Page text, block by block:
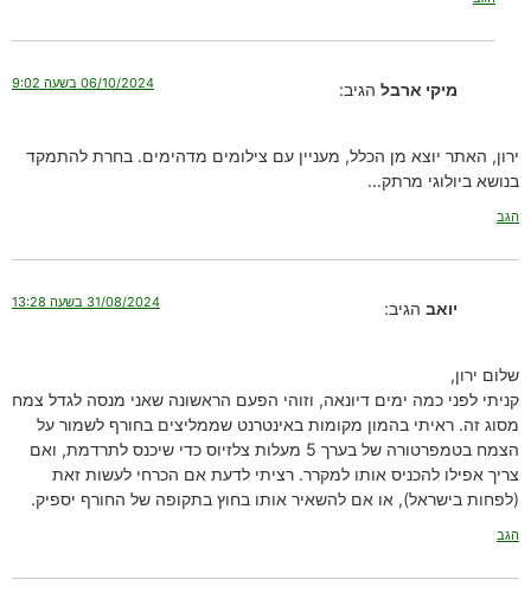
מיקי ארבל הגיב: 06/10/2024 בשעה 9:02
ירון, האתר יוצא מן הכלל, מעניין עם צילומים מדהימים. בחרת להתמקד
בנושא ביולוגי מרתק…
הגב
יואב הגיב: 31/08/2024 בשעה 13:28
שלום ירון,
קניתי לפני כמה ימים דיונאה, וזוהי הפעם הראשונה שאני מנסה לגדל צמח
מסוג זה. ראיתי בהמון מקומות באינטרנט שממליצים בחורף לשמור על
הצמח בטמפרטורה של בערך 5 מעלות צלזיוס כדי שיכנס לתרדמת, ואם
צריך אפילו להכניס אותו למקרר. רציתי לדעת אם הכרחי לעשות זאת
(לפחות בישראל), או אם להשאיר אותו בחוץ בתקופה של החורף יספיק.
הגב